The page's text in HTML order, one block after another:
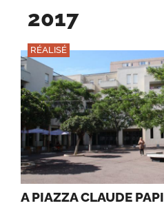
2017
RÉALISÉ
A PIAZZA CLAUDE PAPI